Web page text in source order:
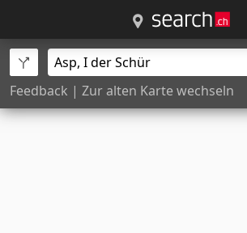
Feedback | Zur alten Karte wechseln